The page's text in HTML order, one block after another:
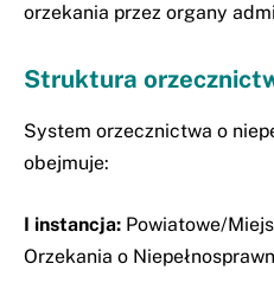
orzekania przez organy
Struktura
System orzecznictwa o
obejmuje:
I instancja: Powiatowe/
Orzekania o